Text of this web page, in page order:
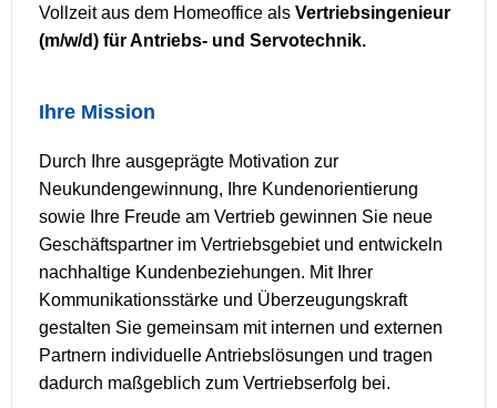
Vollzeit aus dem Homeoffice als Vertriebsingenieur
(m/w/d) für Antriebs- und Servotechnik.
Ihre Mission
Durch Ihre ausgeprägte Motivation zur
Neukundengewinnung, Ihre Kundenorientierung
sowie Ihre Freude am Vertrieb gewinnen Sie neue
Geschäftspartner im Vertriebsgebiet und entwickeln
nachhaltige Kundenbeziehungen. Mit Ihrer
Kommunikationsstärke und Überzeugungskraft
gestalten Sie gemeinsam mit internen und externen
Partnern individuelle Antriebslösungen und tragen
dadurch maßgeblich zum Vertriebserfolg bei.